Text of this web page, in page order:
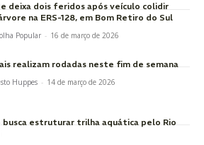
deixa dois feridos após veículo colidir
na ERS-128, em Bom Retiro do Sul
Popular - 16 de março de 2026
realizam rodadas neste fim de semana
Huppes - 14 de março de 2026
estruturar trilha aquática pelo Rio